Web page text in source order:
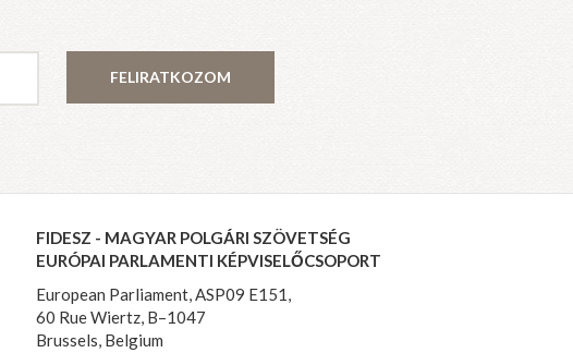
FELIRATKOZOM
FIDESZ - MAGYAR POLGÁRI SZÖVETSÉG
EURÓPAI PARLAMENTI KÉPVISELŐCSOPORT
European Parliament, ASP09 E151,
60 Rue Wiertz, B–1047
Brussels, Belgium